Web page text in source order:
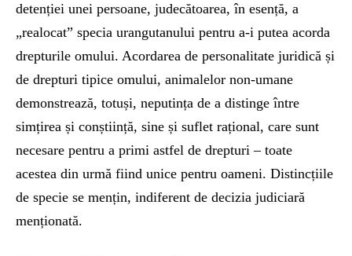
detenției unei persoane, judecătoarea, în esență, a
„realocat” specia urangutanului pentru a-i putea acorda
drepturile omului. Acordarea de personalitate juridică și
de drepturi tipice omului, animalelor non-umane
demonstrează, totuși, neputința de a distinge între
simțirea și conștiință, sine și suflet rațional, care sunt
necesare pentru a primi astfel de drepturi – toate
acestea din urmă fiind unice pentru oameni. Distincțiile
de specie se mențin, indiferent de decizia judiciară
menționată.